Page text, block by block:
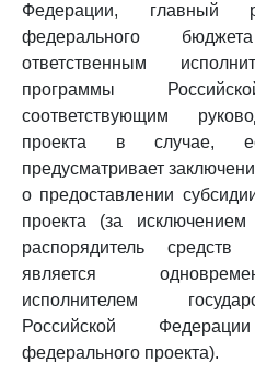
Федерации, главный
федерального
ответственным
программы
соответствующим
проекта в случае,
предусматривает
о предоставлении
проекта (за
распорядитель
является
исполнителем
Российской
федерального проекта).